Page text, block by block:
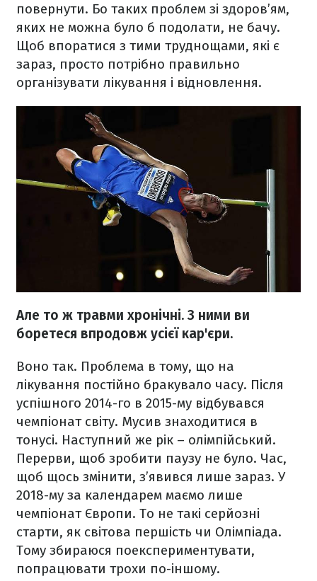
повернути. Бо таких проблем зі здоров’ям,
яких не можна було б подолати, не бачу.
Щоб впоратися з тими труднощами, які є
зараз, просто потрібно правильно
організувати лікування і відновлення.
Але то ж травми хронічні. З ними ви
боретеся впродовж усієї кар'єри.
Воно так. Проблема в тому, що на
лікування постійно бракувало часу. Після
успішного 2014-го в 2015-му відбувався
чемпіонат світу. Мусив знаходитися в
тонусі. Наступний же рік – олімпійський.
Перерви, щоб зробити паузу не було. Час,
щоб щось змінити, з’явився лише зараз. У
2018-му за календарем маємо лише
чемпіонат Європи. То не такі серйозні
старти, як світова першість чи Олімпіада.
Тому збираюся поекспериментувати,
попрацювати трохи по-іншому.